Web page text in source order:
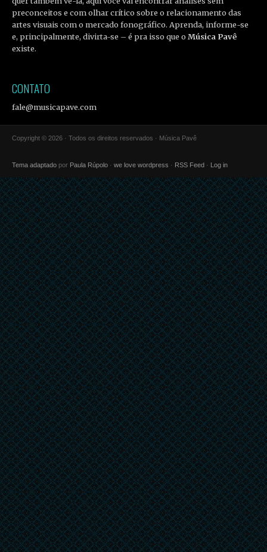
preconceitos e com olhar crítico sobre o relacionamento das
artes visuais com o mercado fonográfico. Aprenda, informe-se
e, principalmente, divirta-se – é pra isso que oMúsica Pavê
existe.
CONTATO
fale@musicapave.com
Copyright © 2026 · Todos os direitos reservados · Música Pavê
Tema adaptado por Paula Rúpolo · we love wordpress · RSS Feed · Log in